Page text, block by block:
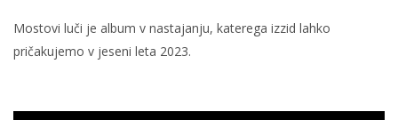
Mostovi luči je album v nastajanju, katerega izzid lahko
pričakujemo v jeseni leta 2023.